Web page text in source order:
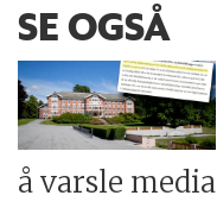
SE OGSÅ
å varsle media